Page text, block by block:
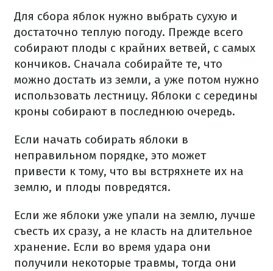
Для сбора яблок нужно выбрать сухую и
достаточно теплую погоду. Прежде всего
собирают плоды с крайних ветвей, с самых
кончиков. Сначала собирайте те, что
можно достать из земли, а уже потом нужно
использовать лестницу. Яблоки с середины
кроны собирают в последнюю очередь.
Если начать собирать яблоки в
неправильном порядке, это может
привести к тому, что вы встряхнете их на
землю, и плоды повредятся.
Если же яблоки уже упали на землю, лучше
съесть их сразу, а не класть на длительное
хранение. Если во время удара они
получили некоторые травмы, тогда они